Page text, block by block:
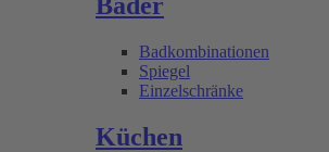
Badkombinationen
Spiegel
Einzelschränke
Küchen